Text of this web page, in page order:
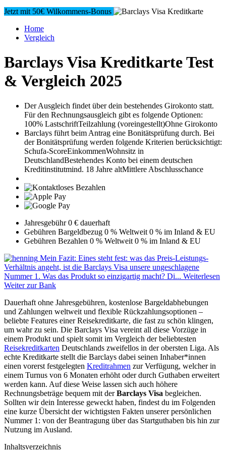
Jetzt mit 50€ Wilkommens-Bonus
Home
Vergleich
Barclays Visa Kreditkarte Test
& Vergleich 2025
Der Ausgleich findet über dein bestehendes Girokonto statt.
Für den Rechnungsausgleich gibt es folgende Optionen:
100% LastschriftTeilzahlung (voreingestellt)Ohne Girokonto
Barclays führt beim Antrag eine Bonitätsprüfung durch. Bei
der Bonitätsprüfung werden folgende Kriterien berücksichtigt:
Schufa-ScoreEinkommenWohnsitz in
DeutschlandBestehendes Konto bei einem deutschen
Kreditinstitutmind. 18 Jahre altMittlere Abschlusschance
Jahresgebühr 0 € dauerhaft
Gebühren Bargeldbezug 0 % Weltweit 0 % im Inland & EU
Gebühren Bezahlen 0 % Weltweit 0 % im Inland & EU
Mein Fazit: Eines steht fest: was das Preis-Leistungs-
Verhältnis angeht, ist die Barclays Visa unsere ungeschlagene
Nummer 1. Was das Produkt so einzigartig macht? Di... Weiterlesen
Weiter zur Bank
Dauerhaft ohne Jahresgebühren, kostenlose Bargeldabhebungen
und Zahlungen weltweit und flexible Rückzahlungsoptionen –
beliebte Features einer Reisekreditkarte, die fast zu schön klingen,
um wahr zu sein. Die Barclays Visa vereint all diese Vorzüge in
einem Produkt und spielt somit im Vergleich der beliebtesten
Reisekreditkarten Deutschlands zweifellos in der obersten Liga. Als
echte Kreditkarte stellt die Barclays dabei seinen Inhaber*innen
einen vorerst festgelegten Kreditrahmen zur Verfügung, welcher in
einem Turnus von 6 Monaten erhöht oder durch Guthaben erweitert
werden kann. Auf diese Weise lassen sich auch höhere
Rechnungsbeträge bequem mit derBarclays Visa begleichen.
Sollten wir dein Interesse geweckt haben, findest du im Folgenden
eine kurze Übersicht der wichtigsten Fakten unserer persönlichen
Nummer 1: von der Beantragung über das Startguthaben bis hin zur
Nutzung im Ausland.
Inhaltsverzeichnis